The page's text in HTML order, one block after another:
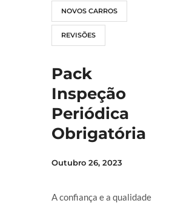
NOVOS CARROS
REVISÕES
Pack
Inspeção
Periódica
Obrigatória
Outubro 26, 2023
A confiança e a qualidade